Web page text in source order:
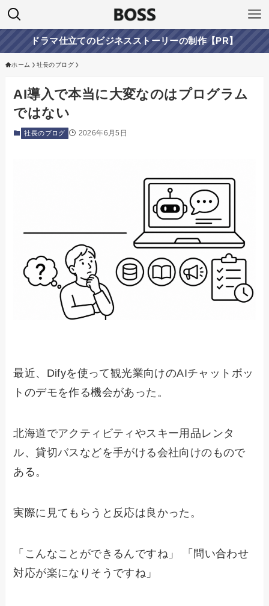
ドラマ仕立てのビジネスストーリーの制作【PR】
ホーム 社長のブログ
AI導入で本当に大変なのはプログラム
ではない
社長のブログ 2026年6月5日
最近、Difyを使って観光業向けのAIチャットボッ
トのデモを作る機会があった。
北海道でアクティビティやスキー用品レンタ
ル、貸切バスなどを手がける会社向けのもので
ある。
実際に見てもらうと反応は良かった。
「こんなことができるんですね」 「問い合わせ
対応が楽になりそうですね」